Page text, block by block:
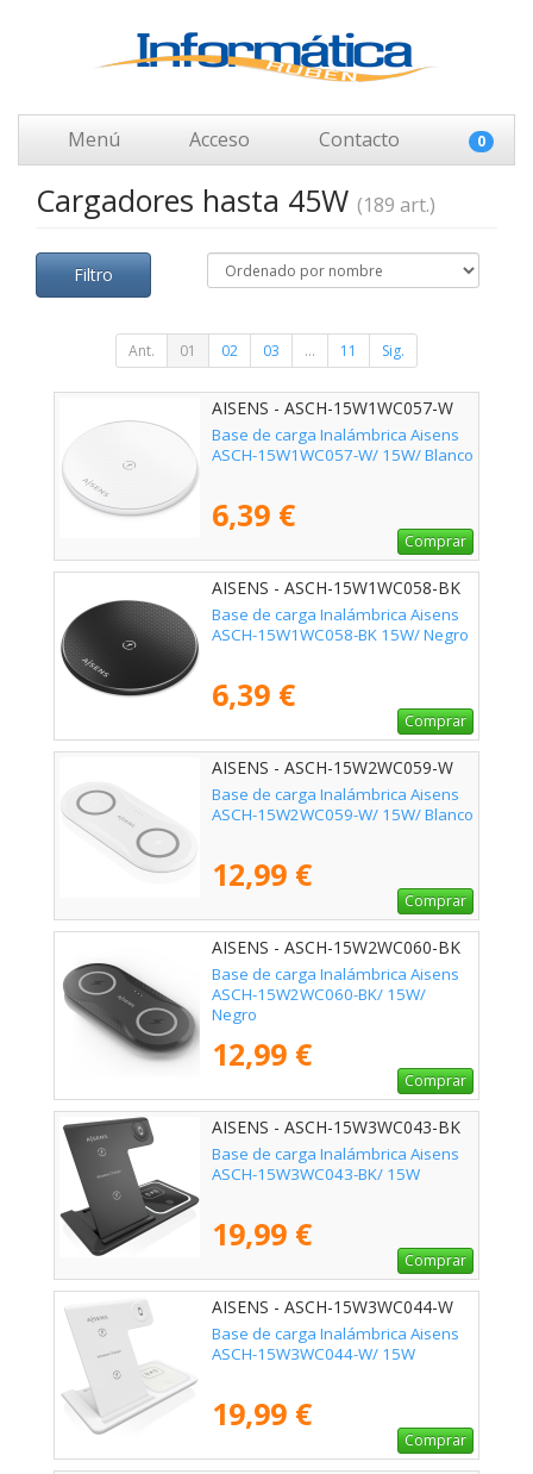
Menú Acceso Contacto 0
Cargadores hasta 45W (189 art.)
Filtro
Ant. 01 02 03 ... 11 Sig.
AISENS - ASCH-15W1WC057-W
Base de carga Inalámbrica Aisens
ASCH-15W1WC057-W/ 15W/ Blanco
6,39 €
Comprar
AISENS - ASCH-15W1WC058-BK
Base de carga Inalámbrica Aisens
ASCH-15W1WC058-BK 15W/ Negro
6,39 €
Comprar
AISENS - ASCH-15W2WC059-W
Base de carga Inalámbrica Aisens
ASCH-15W2WC059-W/ 15W/ Blanco
12,99 €
Comprar
AISENS - ASCH-15W2WC060-BK
Base de carga Inalámbrica Aisens
ASCH-15W2WC060-BK/ 15W/
Negro
12,99 €
Comprar
AISENS - ASCH-15W3WC043-BK
Base de carga Inalámbrica Aisens
ASCH-15W3WC043-BK/ 15W
19,99 €
Comprar
AISENS - ASCH-15W3WC044-W
Base de carga Inalámbrica Aisens
ASCH-15W3WC044-W/ 15W
19,99 €
Comprar